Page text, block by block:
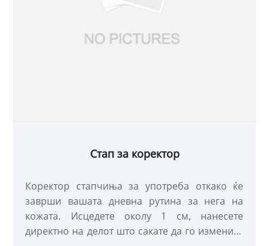
Стап за коректор
Коректор стапчиња за употреба откако ќе
заврши вашата дневна рутина за нега на
кожата. Исцедете околу 1 см, нанесете
директно на делот што сакате да го измените